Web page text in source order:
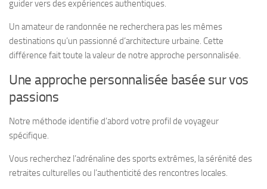
guider vers des expériences authentiques.
Un amateur de randonnée ne recherchera pas les mêmes
destinations qu’un passionné d’architecture urbaine. Cette
différence fait toute la valeur de notre approche personnalisée.
Une approche personnalisée basée sur vos
passions
Notre méthode identifie d’abord votre profil de voyageur
spécifique.
Vous recherchez l’adrénaline des sports extrêmes, la sérénité des
retraites culturelles ou l’authenticité des rencontres locales.